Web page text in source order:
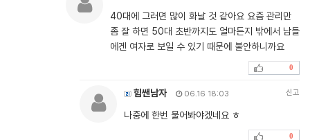
40대에 그러면 많이 화날 것 같아요 요즘 관리만
좀 잘 하면 50대 초반까지도 얼마든지 밖에서 남들
에겐 여자로 보일 수 있기 때문에 불안하니까요
0
힘쌘남자 06.16 18:03 신고
나중에 한번 물어봐야겠네요 ㅎ
0